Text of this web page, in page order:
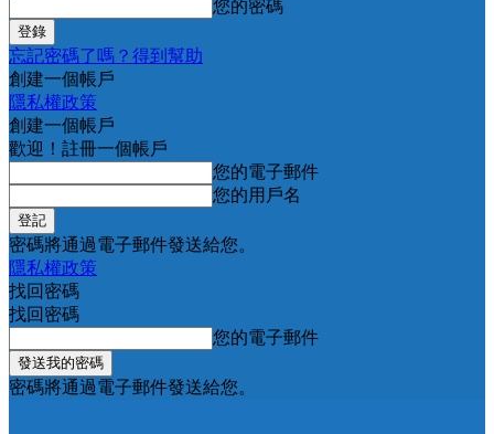
您的密碼
忘記密碼了嗎？得到幫助
創建一個帳戶
隱私權政策
創建一個帳戶
歡迎！註冊一個帳戶
您的電子郵件
您的用戶名
密碼將通過電子郵件發送給您。
隱私權政策
找回密碼
找回密碼
您的電子郵件
密碼將通過電子郵件發送給您。